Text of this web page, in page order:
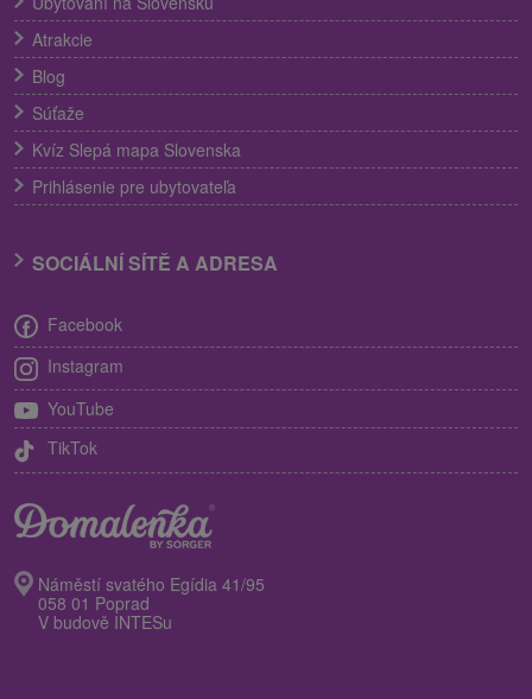
Atrakcie
Blog
Súťaže
Kvíz Slepá mapa Slovenska
Prihlásenie pre ubytovateľa
SOCIÁLNÍ SÍTĚ A ADRESA
Facebook
Instagram
YouTube
TikTok
Náměstí svatého Egídia 41/95
058 01 Poprad
V budově INTESu